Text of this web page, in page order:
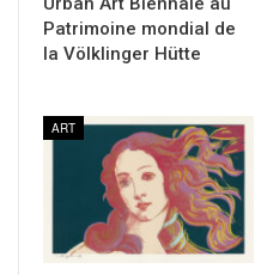
Patrimoine mondial de
la Völklinger Hütte
ART